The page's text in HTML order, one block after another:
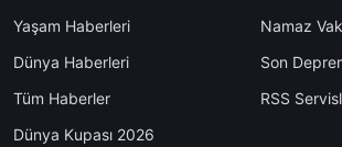
Yaşam Haberleri
Dünya Haberleri
Tüm Haberler
Dünya Kupası 2026
Namaz
Son
RSS